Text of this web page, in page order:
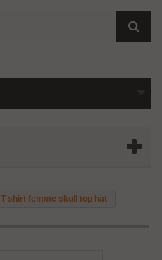
T shirt femme skull top hat